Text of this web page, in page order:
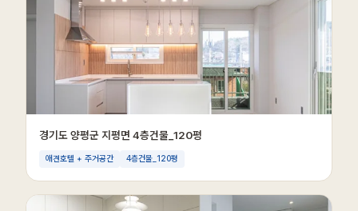
경기도 양평군 지평면 4층건물_120평
애견호텔 + 주거공간 4층건물_120평